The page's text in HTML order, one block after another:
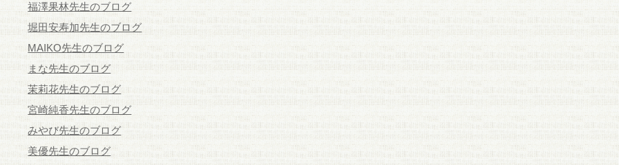
福澤果林先生のブログ
堀田安寿加先生のブログ
MAIKO先生のブログ
まな先生のブログ
茉莉花先生のブログ
宮崎純香先生のブログ
みやび先生のブログ
美優先生のブログ